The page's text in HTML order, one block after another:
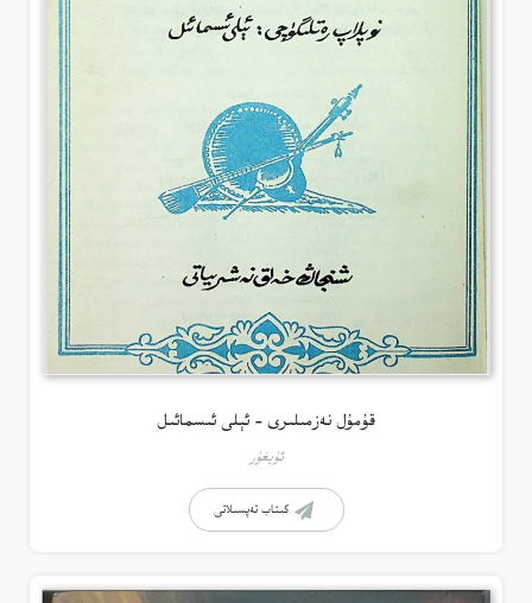
قۇمۇل نەزمىلىرى – ئېلى ئىسمائىل
ئۇيغۇر
كىتاب تەپسىلاتى